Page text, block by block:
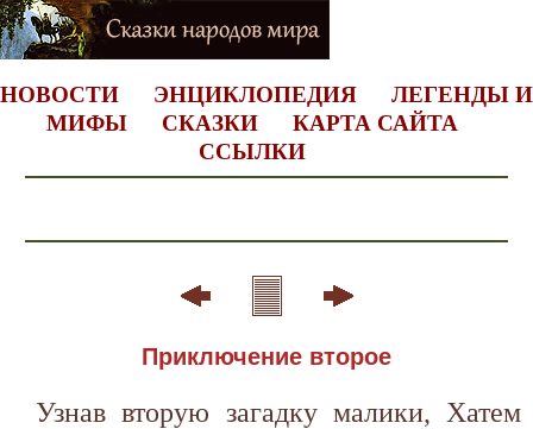
НОВОСТИ ЭНЦИКЛОПЕДИЯ
ЛЕГЕНДЫ И
МИФЫ
СКАЗКИ
КАРТА САЙТА
ССЫЛКИ
Приключение второе
Узнав вторую загадку малики, Хатем